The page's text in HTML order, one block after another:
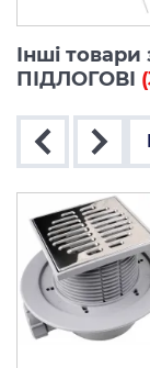
Інші товари
ПІДЛОГОВІ